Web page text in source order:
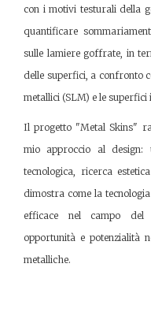
con i motivi testurali della
quantificare
sulle lamiere goffrate, in
delle superfici, a confronto
metallici (SLM) e le superfici
Il progetto "Metal Skins"
mio approccio al design:
tecnologica, ricerca
dimostra come la
efficace nel campo del
opportunità e potenzialità
metalliche.